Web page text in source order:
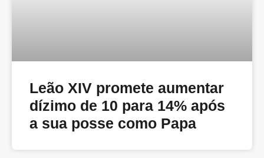
Leão XIV promete aumentar
dízimo de 10 para 14% após
a sua posse como Papa